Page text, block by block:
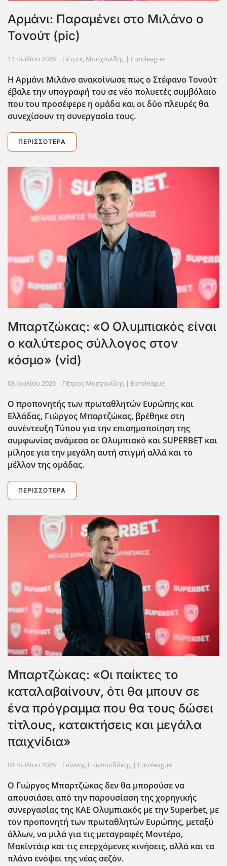
Αρμάνι: Παραμένει στο Μιλάνο ο
Τονούτ (pic)
11 Ιουλίου 2026 | Πέτρος Μοσχονίδης | Euroleague
Η Αρμάνι Μιλάνο ανακοίνωσε πως ο Στέφανο Τονούτ
έβαλε την υπογραφή του σε νέο πολυετές συμβόλαιο
που του προσέφερε η ομάδα και οι δύο πλευρές θα
συνεχίσουν τη συνεργασία τους.
ΠΕΡΙΣΣΌΤΕΡΑ
Μπαρτζώκας: «Ο Ολυμπιακός είναι
ο καλύτερος σύλλογος στον
κόσμο» (vid)
08 Ιουλίου 2026 | Πέτρος Μοσχονίδης | Euroleague
Ο προπονητής των πρωταθλητών Ευρώπης και
Ελλάδας, Γιώργος Μπαρτζώκας, βρέθηκε στη
συνέντευξη Τύπου για την επισημοποίηση της
συμφωνίας ανάμεσα σε Ολυμπιακό και SUPERBET και
μίλησε για την μεγ΄αλη αυτή στιγμή αλλά και το
μέλλον της ομάδας.
ΠΕΡΙΣΣΌΤΕΡΑ
Μπαρτζώκας: «Οι παίκτες το
καταλαβαίνουν, ότι θα μπουν σε
ένα πρόγραμμα που θα τους δώσει
τίτλους, κατακτήσεις και μεγάλα
παιχνίδια»
08 Ιουλίου 2026 | Γιάννης Γιαννουδάκης | Euroleague
Ο Γιώργος Μπαρτζώκας δεν θα μπορούσε να
απουσιάσει από την παρουσίαση της χορηγικής
συνεργασίας της ΚΑΕ Ολυμπιακός με την Superbet, με
τον προπονητή των πρωταθλητών Ευρώπης, μεταξύ
άλλων, να μιλά για τις μεταγραφές Μοντέρο,
Μακϊντάιρ και τις επερχόμενες κινήσεις, αλλά και τα
πλάνα ενόψει της νέας σεζόν.